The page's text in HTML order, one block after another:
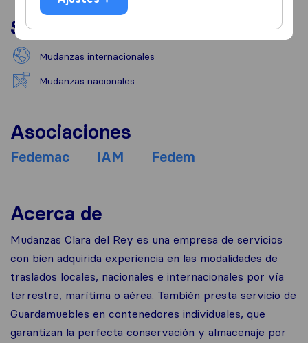
Servicios
Mudanzas internacionales
Mudanzas nacionales
Asociaciones
Fedemac IAM Fedem
Acerca de
Mudanzas Clara del Rey es una empresa de servicios
con bien adquirida experiencia en las modalidades de
traslados locales, nacionales e internacionales por vía
terrestre, marítima o aérea. También presta servicio de
Guardamuebles en contenedores individuales, que
garantizan la perfecta conservación y almacenaje por